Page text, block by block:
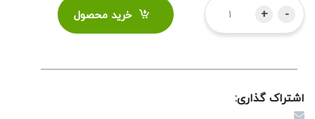
-
+ خرید محصول
اشتراک گذاری: